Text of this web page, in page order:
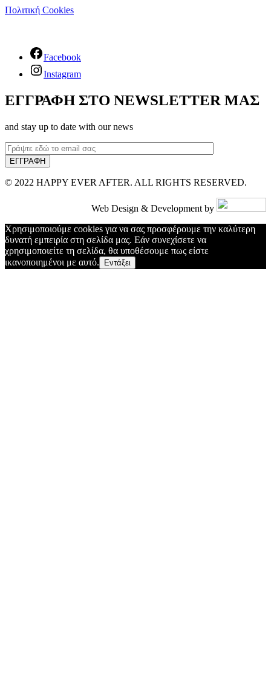
Πολιτική Cookies
Facebook
Instagram
ΕΓΓΡΑΦΗ ΣΤΟ NEWSLETTER ΜΑΣ
and stay up to date with our news
© 2022 HAPPY EVER AFTER. ALL RIGHTS RESERVED.
Web Design & Development by
Χρησιμοποιούμε cookies για να σας προσφέρουμε την καλύτερη
δυνατή εμπειρία στη σελίδα μας. Εάν συνεχίσετε να
χρησιμοποιείτε τη σελίδα, θα υποθέσουμε πως είστε
ικανοποιημένοι με αυτό.
Εντάξει